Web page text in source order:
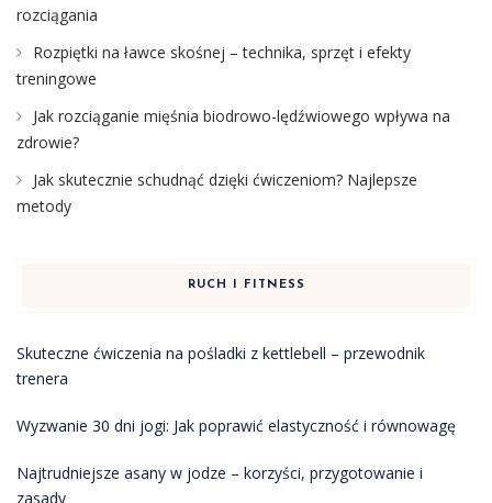
rozciągania
Rozpiętki na ławce skośnej – technika, sprzęt i efekty
treningowe
Jak rozciąganie mięśnia biodrowo-lędźwiowego wpływa na
zdrowie?
Jak skutecznie schudnąć dzięki ćwiczeniom? Najlepsze
metody
RUCH I FITNESS
Skuteczne ćwiczenia na pośladki z kettlebell – przewodnik
trenera
Wyzwanie 30 dni jogi: Jak poprawić elastyczność i równowagę
Najtrudniejsze asany w jodze – korzyści, przygotowanie i
zasady